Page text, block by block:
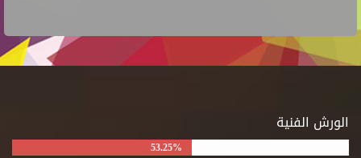
الورش الفنية
53.25%